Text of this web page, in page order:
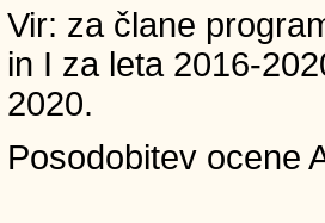
Vir: za člane
in I za leta 2016-
2020.
Posodobitev ocene